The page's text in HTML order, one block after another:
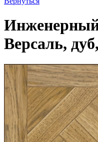
Версаль,